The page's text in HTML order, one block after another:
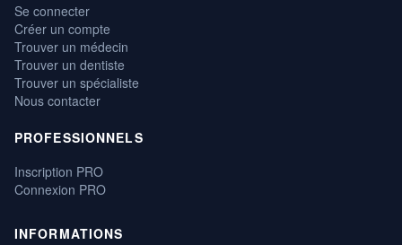
Se connecter
Créer un compte
Trouver un médecin
Trouver un dentiste
Trouver un spécialiste
Nous contacter
PROFESSIONNELS
Inscription PRO
Connexion PRO
INFORMATIONS